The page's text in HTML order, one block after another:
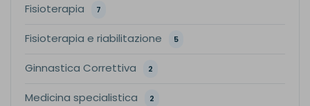
Fisioterapia 7
Fisioterapia e riabilitazione 5
Ginnastica Correttiva 2
Medicina specialistica 2